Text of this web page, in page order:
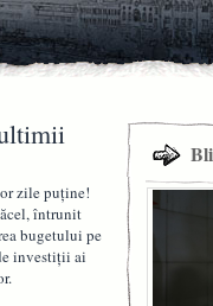
zile puţine!
întrunit
bugetului pe
investiţii ai